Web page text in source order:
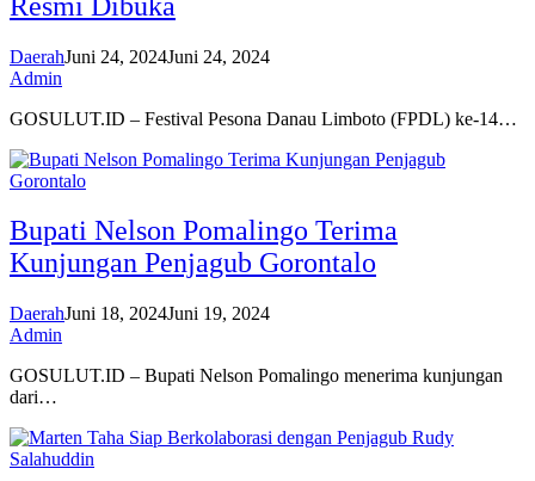
DaerahJuni 24, 2024Juni 24, 2024
Admin
GOSULUT.ID – Festival Pesona Danau Limboto (FPDL) ke-14…
Bupati Nelson Pomalingo Terima
Kunjungan Penjagub Gorontalo
DaerahJuni 18, 2024Juni 19, 2024
Admin
GOSULUT.ID – Bupati Nelson Pomalingo menerima kunjungan
dari…